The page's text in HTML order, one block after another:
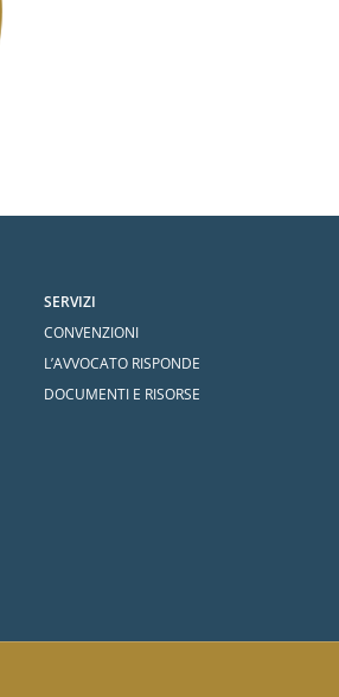
SERVIZI
CONVENZIONI
L’AVVOCATO RISPONDE
DOCUMENTI E RISORSE